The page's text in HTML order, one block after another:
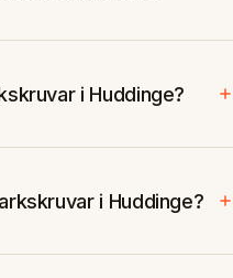
i Huddinge?
i Huddinge?